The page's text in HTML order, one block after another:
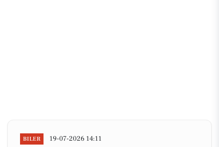
BILER 19-07-2026 14:11